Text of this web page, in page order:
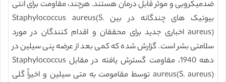
ضدمیکروبی و موثر قابل درمان هستند. هرچند، مقاومت برای انتی
بیوتیک های چندگانه در بین Staphylococcus aureus(S.
aureus) اخباری جدید برای محققان و اقدام کنندگان در مورد
سلامتی بشر است. گزارش شده که کمی بعد از عرضه پنی سیلین در
دهه 1940، مقاومت گسترش یافته در مقابل Staphylococcus
aureus(S. aureus) توسط مقامومت به متی سیلین و اخیراً گلی